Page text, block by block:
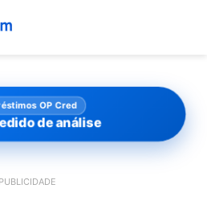
OP Cred
de análise
PUBLICIDADE